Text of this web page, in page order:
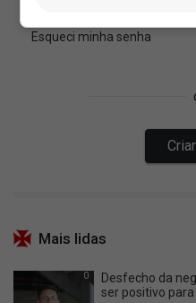
Mais lidas
0
Desfecho da
ser positivo para